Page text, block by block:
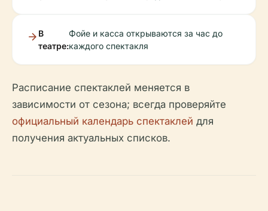
В
театре:
Фойе и касса открываются за час до
каждого спектакля
Расписание спектаклей меняется в
зависимости от сезона; всегда проверяйте
официальный календарь спектаклей для
получения актуальных списков.